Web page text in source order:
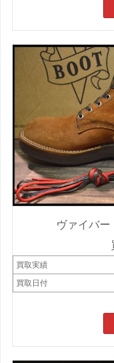
ヴァイバ
買取実績
買取日付